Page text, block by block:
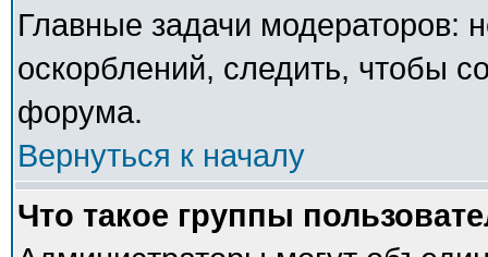
Главные задачи модераторов:
оскорблений, следить, чтобы
форума.
Вернуться к началу
Что такое группы